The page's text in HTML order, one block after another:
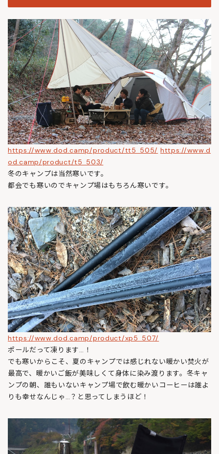
https://www.dod.camp/product/tt5_505/ https://www.d
od.camp/product/t5_503/
冬のキャンプは当然寒いです。
都会でも寒いのでキャンプ場はもちろん寒いです。
https://www.dod.camp/product/xp5_507/
ポールだって凍ります…！
でも寒いからこそ、夏のキャンプでは感じれない暖かい焚火が
最高で、暖かいご飯が美味しくて身体に染み渡ります。冬キャ
ンプの朝、誰もいないキャンプ場で飲む暖かいコーヒーは誰よ
りも幸せなんじゃ…？と思ってしまうほど！